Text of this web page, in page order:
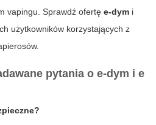
vapingu. Sprawdź ofertę e-dym i
użytkowników korzystających z
pytania o e-dym i e